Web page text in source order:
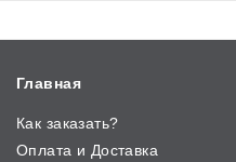
Главная
Как заказать?
Оплата и Доставка